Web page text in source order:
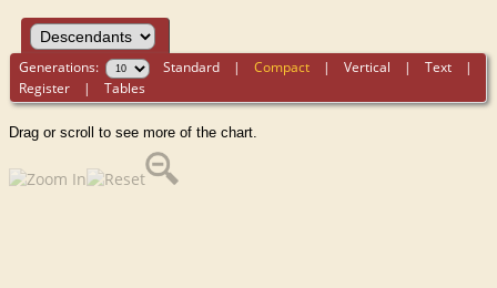
Generations: Standard |Compact |Vertical |Text |
Register |Tables
Drag or scroll to see more of the chart.